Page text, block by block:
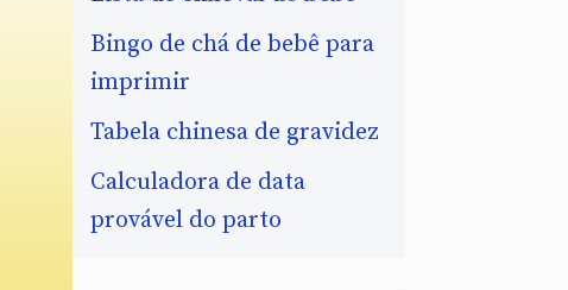
Bingo de chá de bebê para
imprimir
Tabela chinesa de gravidez
Calculadora de data
provável do parto